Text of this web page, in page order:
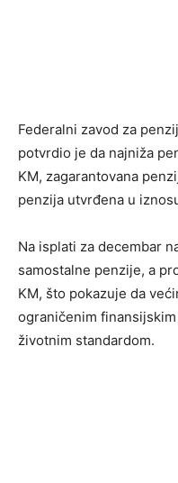
Federalni zavod za
potvrdio je da najniža
KM, zagarantovana
penzija utvrđena u
Na isplati za decembar
samostalne penzije, a
KM, što pokazuje da
ograničenim
životnim standardom.